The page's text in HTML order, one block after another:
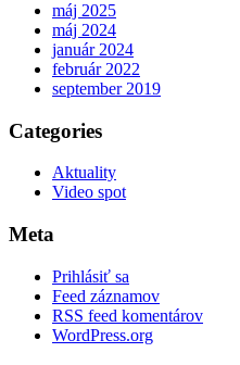
máj 2025
máj 2024
január 2024
február 2022
september 2019
Categories
Aktuality
Video spot
Meta
Prihlásiť sa
Feed záznamov
RSS feed komentárov
WordPress.org